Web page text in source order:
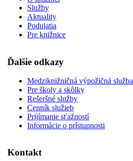
Služby
Aktuality
Podujatia
Pre knižnice
Ďalšie odkazy
Medziknižničná výpožičná služba
Pre školy a skôlky
Rešeršné služby
Cenník služieb
Prijímanie sťažností
Informácie o prístupnosti
Kontakt